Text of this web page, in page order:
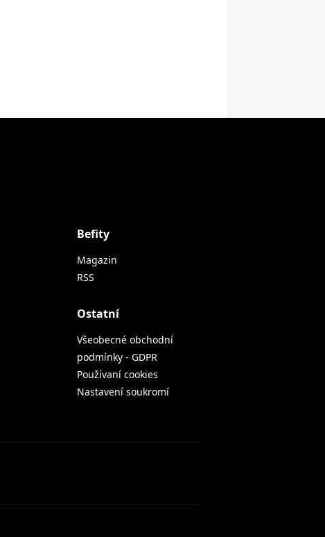
Befity
Magazin
RSS
Ostatní
Všeobecné obchodní
podmínky - GDPR
Používaní cookies
Nastavení soukromí